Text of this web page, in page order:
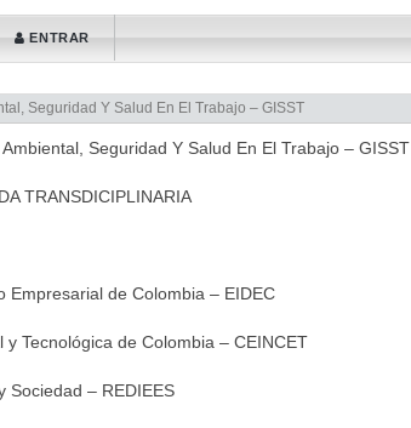
ENTRAR
Seguridad Y Salud En El Trabajo – GISST
Seguridad Y Salud En El Trabajo – GISST
TRANSDICIPLINARIA
Empresarial de Colombia – EIDEC
Tecnológica de Colombia – CEINCET
Sociedad – REDIEES